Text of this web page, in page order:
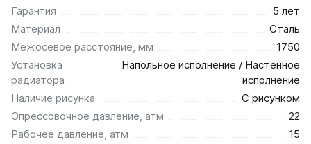
Гарантия
5 лет
Материал
Сталь
Межосевое расстояние, мм
1750
Установка
радиатора
Напольное исполнение / Настенное
исполнение
Наличие рисунка
С рисунком
Опрессовочное давление, атм
22
Рабочее давление, атм
15